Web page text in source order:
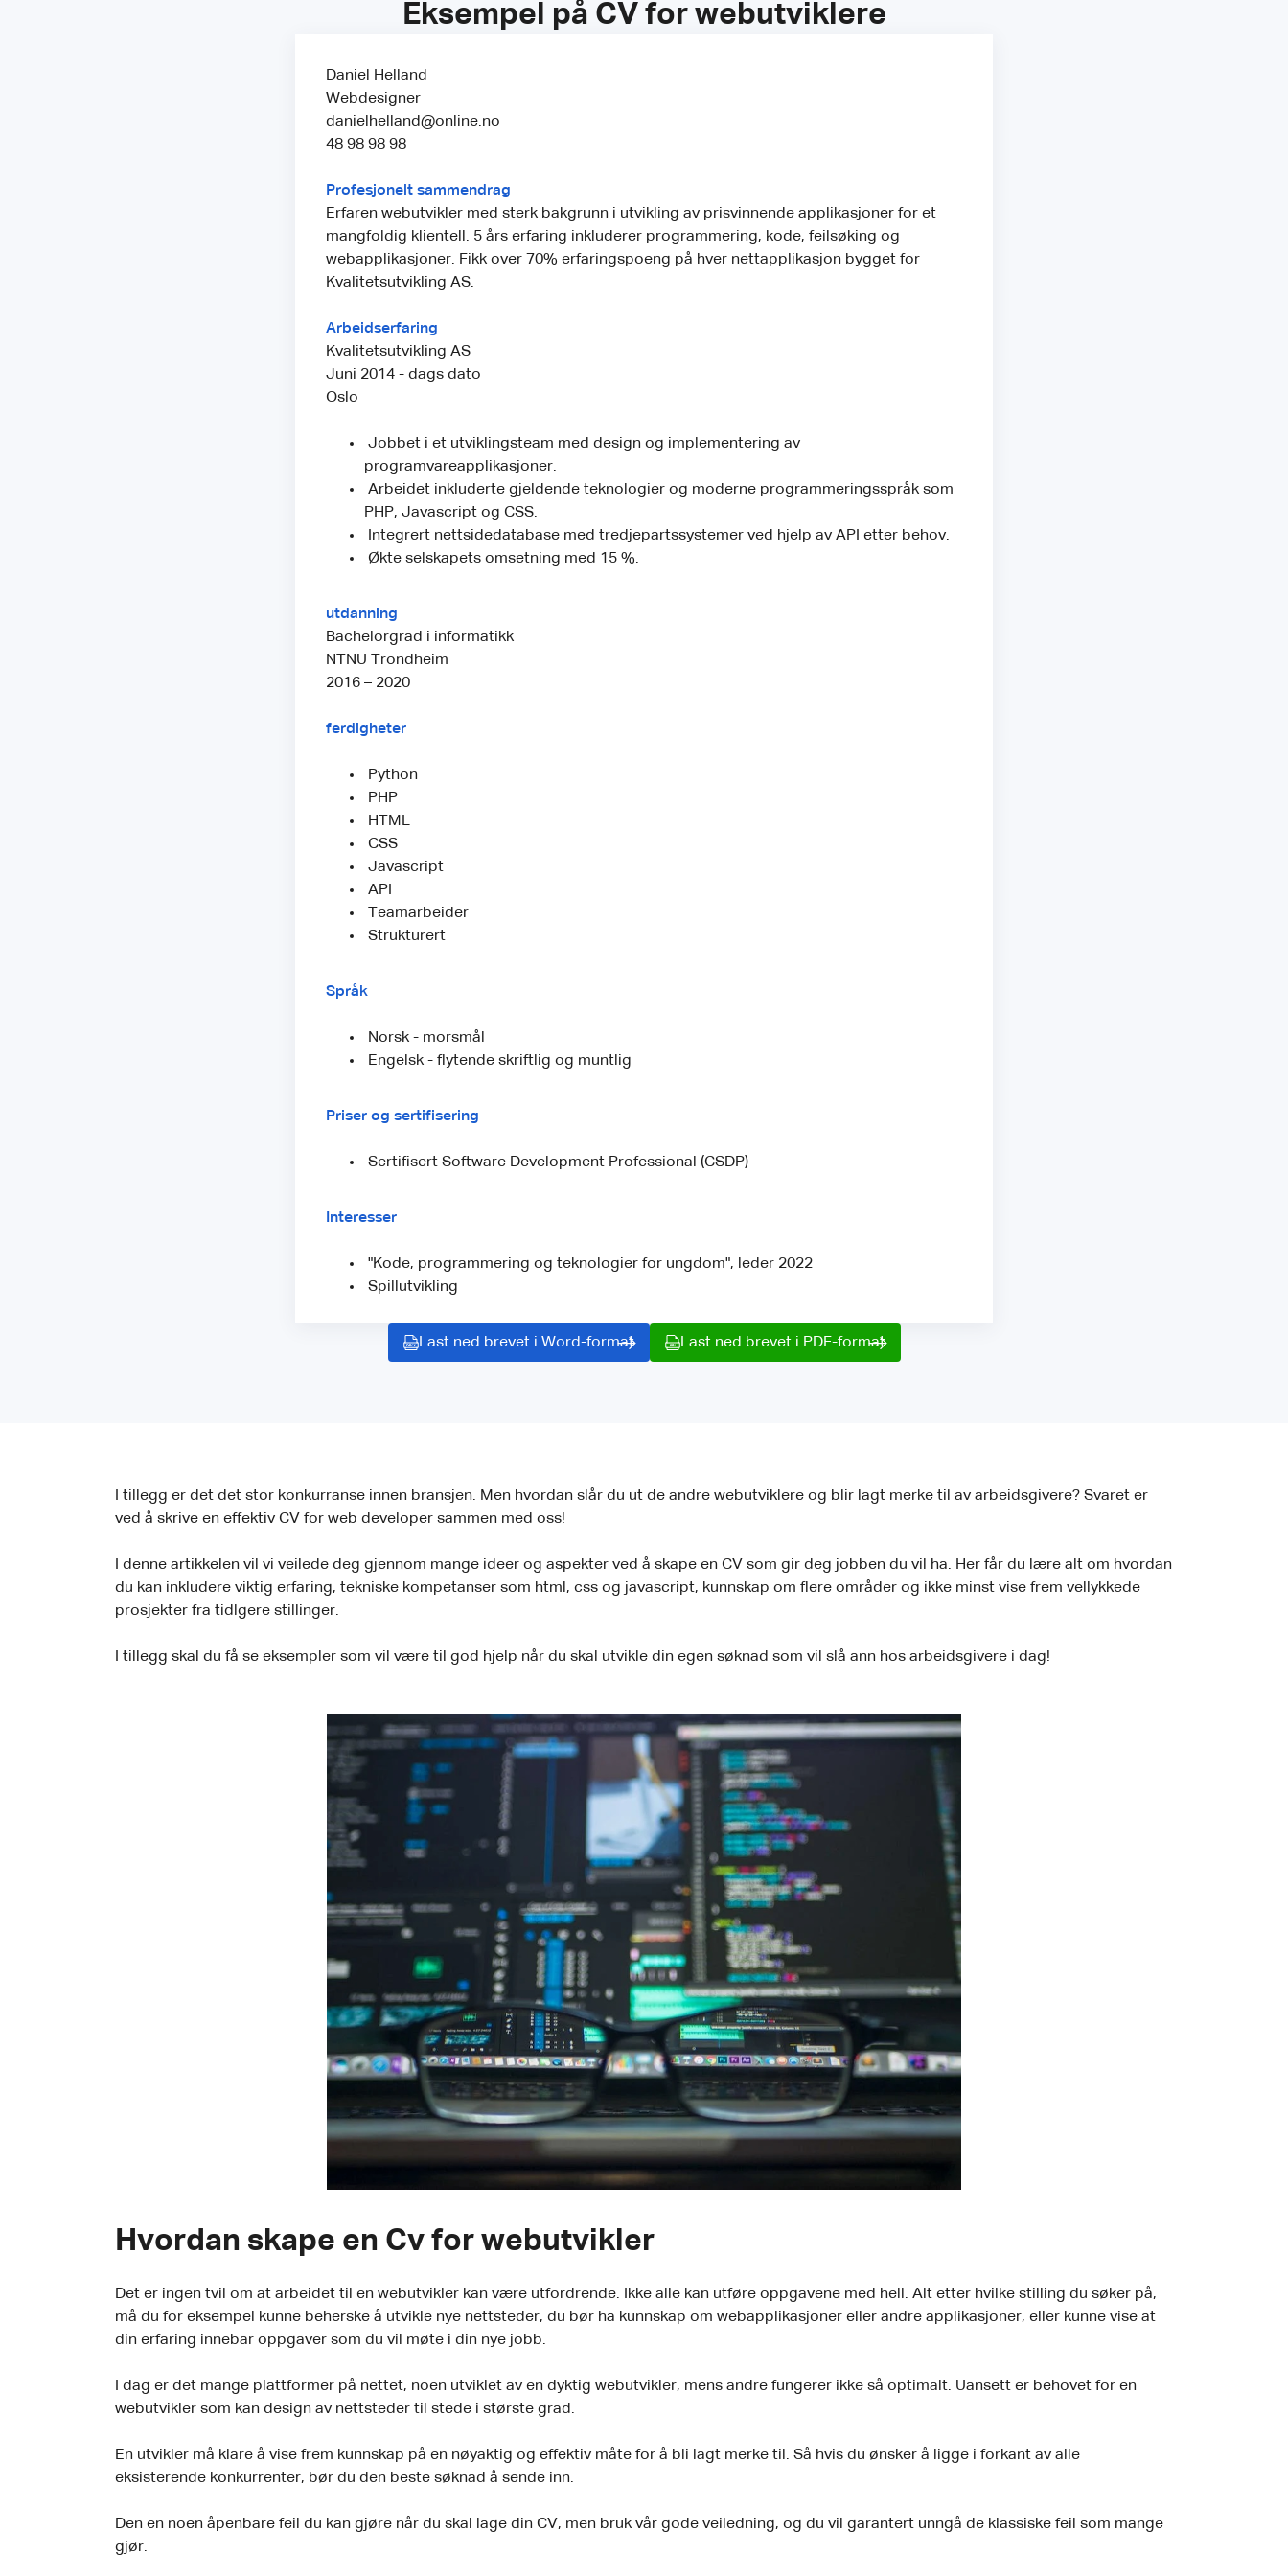
Eksempel på CV for webutviklere
Daniel Helland
Webdesigner
danielhelland@online.no
48 98 98 98
Profesjonelt sammendrag
Erfaren webutvikler med sterk bakgrunn i utvikling av prisvinnende applikasjoner for et
mangfoldig klientell. 5 års erfaring inkluderer programmering, kode, feilsøking og
webapplikasjoner. Fikk over 70% erfaringspoeng på hver nettapplikasjon bygget for
Kvalitetsutvikling AS.
Arbeidserfaring
Kvalitetsutvikling AS
Juni 2014 - dags dato
Oslo
Jobbet i et utviklingsteam med design og implementering av
programvareapplikasjoner.
Arbeidet inkluderte gjeldende teknologier og moderne programmeringsspråk som
PHP, Javascript og CSS.
Integrert nettsidedatabase med tredjepartssystemer ved hjelp av API etter behov.
Økte selskapets omsetning med 15 %.
utdanning
Bachelorgrad i informatikk
NTNU Trondheim
2016 – 2020
ferdigheter
Python
PHP
HTML
CSS
Javascript
API
Teamarbeider
Strukturert
Språk
Norsk - morsmål
Engelsk - flytende skriftlig og muntlig
Priser og sertifisering
Sertifisert Software Development Professional (CSDP)
Interesser
"Kode, programmering og teknologier for ungdom", leder 2022
Spillutvikling
Last ned brevet i Word-format Last ned brevet i PDF-format
I tillegg er det det stor konkurranse innen bransjen. Men hvordan slår du ut de andre webutviklere og blir lagt merke til av arbeidsgivere? Svaret er
ved å skrive en effektiv CV for web developer sammen med oss!
I denne artikkelen vil vi veilede deg gjennom mange ideer og aspekter ved å skape en CV som gir deg jobben du vil ha. Her får du lære alt om hvordan
du kan inkludere viktig erfaring, tekniske kompetanser som html, css og javascript, kunnskap om flere områder og ikke minst vise frem vellykkede
prosjekter fra tidlgere stillinger.
I tillegg skal du få se eksempler som vil være til god hjelp når du skal utvikle din egen søknad som vil slå ann hos arbeidsgivere i dag!
Hvordan skape en Cv for webutvikler
Det er ingen tvil om at arbeidet til en webutvikler kan være utfordrende. Ikke alle kan utføre oppgavene med hell. Alt etter hvilke stilling du søker på,
må du for eksempel kunne beherske å utvikle nye nettsteder, du bør ha kunnskap om webapplikasjoner eller andre applikasjoner, eller kunne vise at
din erfaring innebar oppgaver som du vil møte i din nye jobb.
I dag er det mange plattformer på nettet, noen utviklet av en dyktig webutvikler, mens andre fungerer ikke så optimalt. Uansett er behovet for en
webutvikler som kan design av nettsteder til stede i største grad.
En utvikler må klare å vise frem kunnskap på en nøyaktig og effektiv måte for å bli lagt merke til. Så hvis du ønsker å ligge i forkant av alle
eksisterende konkurrenter, bør du den beste søknad å sende inn.
Den en noen åpenbare feil du kan gjøre når du skal lage din CV, men bruk vår gode veiledning, og du vil garantert unngå de klassiske feil som mange
gjør.